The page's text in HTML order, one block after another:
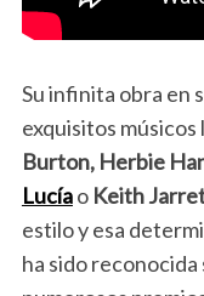
Su infinita obra en
exquisitos músicos
Burton, Herbie
Lucíao Keith
estilo y esa
ha sido